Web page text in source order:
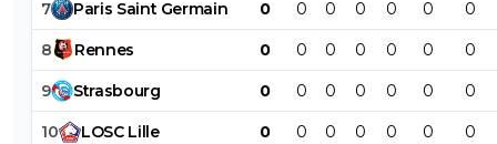
7 Paris Saint Germain 0 0 0 0 0 0 0
8 Rennes 0 0 0 0 0 0 0
9 Strasbourg 0 0 0 0 0 0 0
10 LOSC Lille 0 0 0 0 0 0 0